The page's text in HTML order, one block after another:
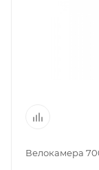
Велокамера